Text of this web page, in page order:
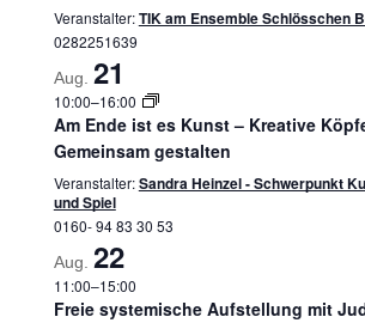
Veranstalter:TIK am Ensemble Schlösschen
0282251639
Aug. 21
10:00–16:00
Am Ende ist es Kunst – Kreative
Gemeinsam gestalten
Veranstalter:Sandra Heinzel - Schwerpunkt
und Spiel
0160- 94 83 30 53
Aug. 22
11:00–15:00
Freie systemische Aufstellung mit